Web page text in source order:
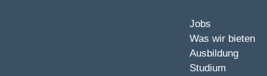
Jobs
Was wir bieten
Ausbildung
Studium